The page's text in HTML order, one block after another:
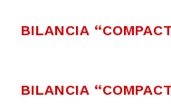
BILANCIA
BILANCIA